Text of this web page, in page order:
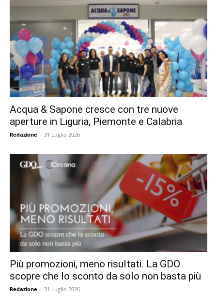
Acqua & Sapone cresce con tre nuove
aperture in Liguria, Piemonte e Calabria
Redazione - 31 Luglio 2026
Più promozioni, meno risultati. La GDO
scopre che lo sconto da solo non basta più
Redazione - 31 Luglio 2026